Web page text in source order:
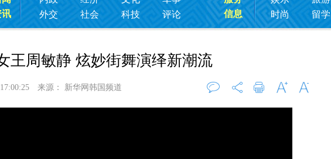
讯
外交
社会 科技 评论
信息
时尚
留学
王周敏静 炫妙街舞演绎新潮流
来源： 新华网韩国频道